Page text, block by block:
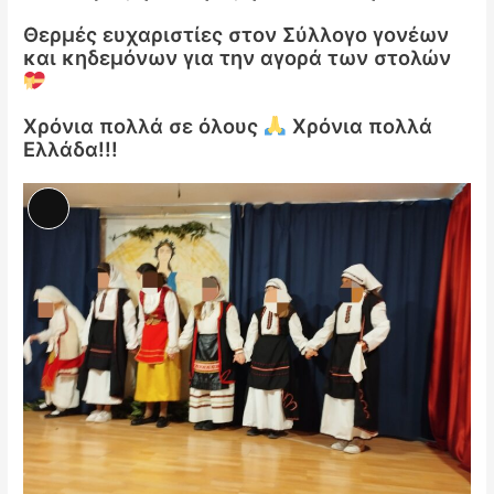
Θερμές ευχαριστίες στον Σύλλογο γονέων
και κηδεμόνων για την αγορά των στολών
Χρόνια πολλά σε όλους
Χρόνια πολλά
Ελλάδα!!!
Αναλυτική
Περιγραφή